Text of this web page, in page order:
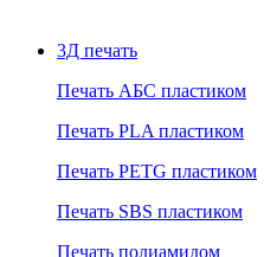
3Д печать
Печать АБС пластиком
Печать PLA пластиком
Печать PETG пластиком
Печать SBS пластиком
Печать полиамидом